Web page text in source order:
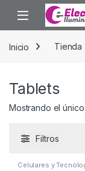
Saltar a la navegación
Saltar al contenido
Inicio Tienda
Tablets
Mostrando el
Filtros
Celulares y